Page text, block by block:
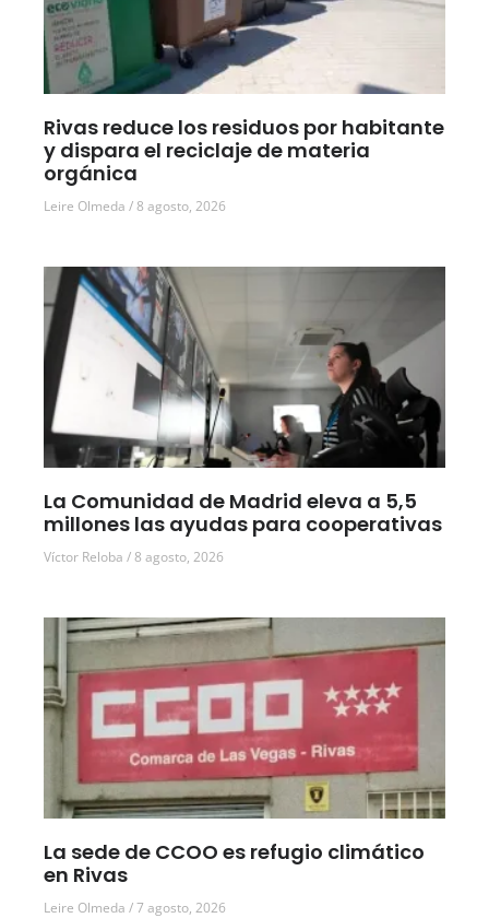
Rivas reduce los residuos por habitante
y dispara el reciclaje de materia
orgánica
Leire Olmeda 8 agosto, 2026
La Comunidad de Madrid eleva a 5,5
millones las ayudas para cooperativas
Víctor Reloba 8 agosto, 2026
La sede de CCOO es refugio climático
en Rivas
Leire Olmeda 7 agosto, 2026